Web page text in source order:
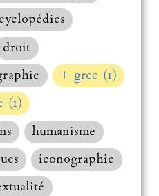
droit
+ grec (1)
(1)
humanisme
iconographie